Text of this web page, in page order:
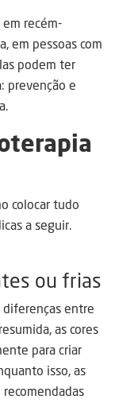
recém-
em pessoas com
podem ter
prevenção e
colocar tudo
a seguir.
ou frias
entre
as cores
para criar
isso, as